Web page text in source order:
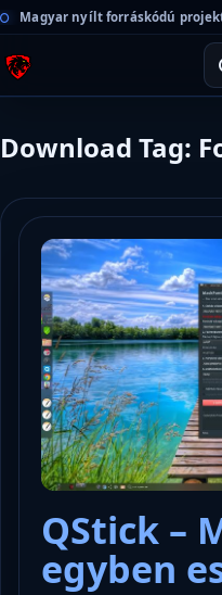
Magyar nyílt forráskódú
Download Tag:
QStick –
egyben